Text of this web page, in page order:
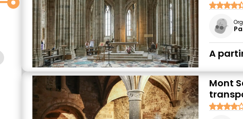
A
Mont